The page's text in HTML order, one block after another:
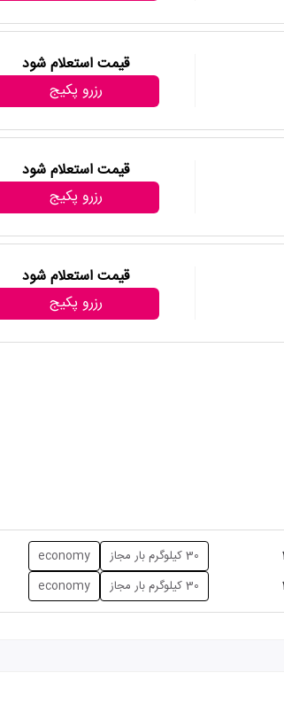
قیمت استعلام شود
رزرو پکیج
قیمت استعلام شود
رزرو پکیج
قیمت استعلام شود
رزرو پکیج
30 کیلوگرم بار مجاز economy
30 کیلوگرم بار مجاز economy